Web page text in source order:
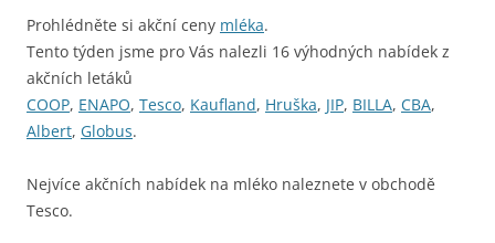
Prohlédněte si akční ceny mléka.
Tento týden jsme pro Vás nalezli 16 výhodných nabídek z
akčních letáků
COOP, ENAPO, Tesco, Kaufland, Hruška, JIP, BILLA, CBA,
Albert, Globus.
Nejvíce akčních nabídek na mléko naleznete v obchodě
Tesco.